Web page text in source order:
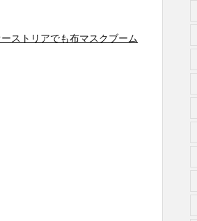
ストリアでも布マスクブーム